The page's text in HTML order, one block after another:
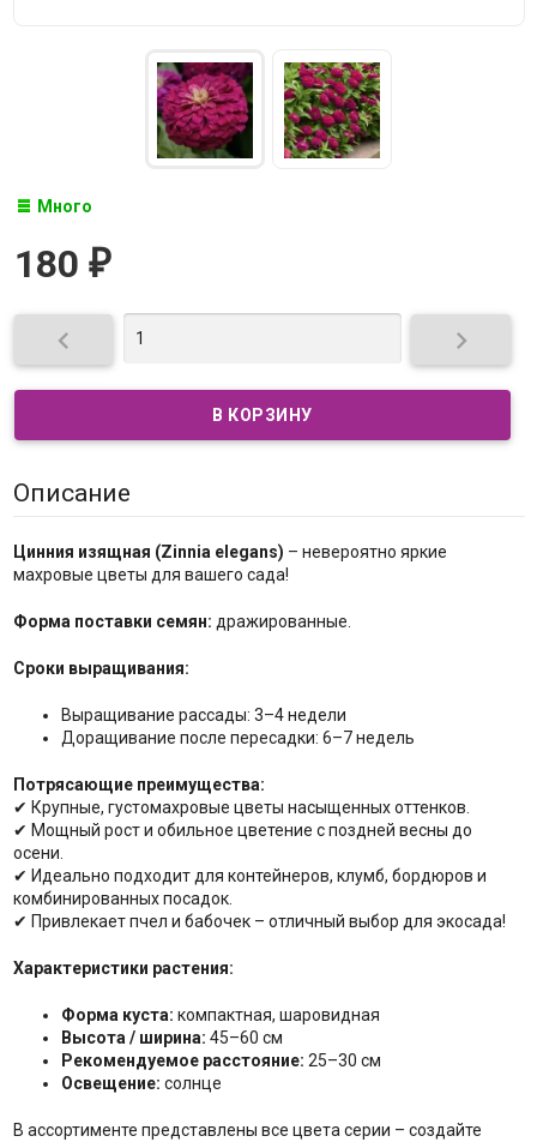
Много
180 ₽
 
Описание
Цинния изящная (Zinnia elegans) – невероятно яркие
махровые цветы для вашего сада!
Форма поставки семян: дражированные.
Сроки выращивания:
Выращивание рассады: 3–4 недели
Доращивание после пересадки: 6–7 недель
Потрясающие преимущества:
✔ Крупные, густомахровые цветы насыщенных оттенков.
✔ Мощный рост и обильное цветение с поздней весны до
осени.
✔ Идеально подходит для контейнеров, клумб, бордюров и
комбинированных посадок.
✔ Привлекает пчел и бабочек – отличный выбор для экосада!
Характеристики растения:
Форма куста: компактная, шаровидная
Высота / ширина: 45–60 см
Рекомендуемое расстояние: 25–30 см
Освещение: солнце
В ассортименте представлены все цвета серии – создайте